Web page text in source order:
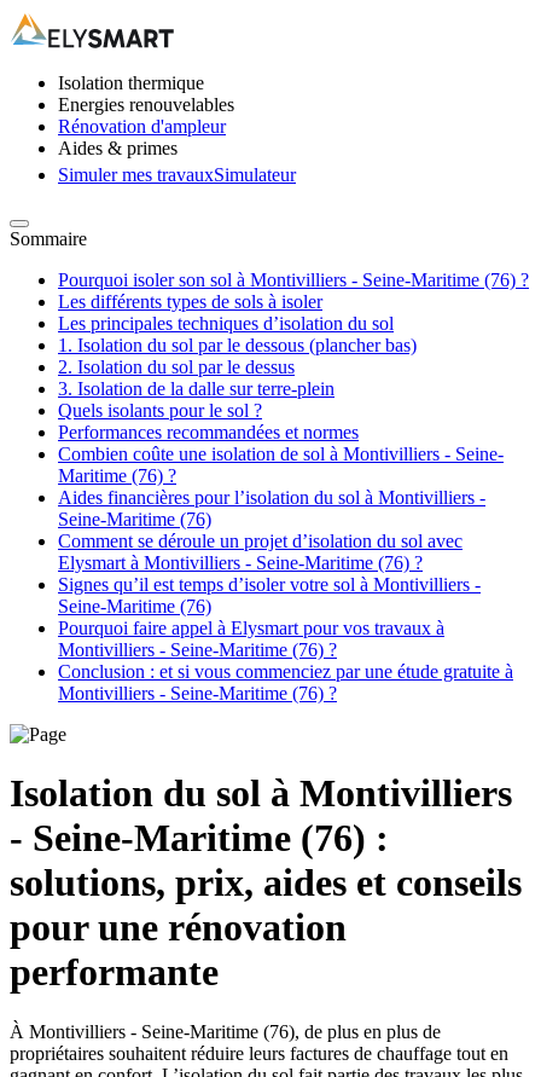
Isolation thermique
Energies renouvelables
Rénovation d'ampleur
Aides & primes
Simuler mes travauxSimulateur
Sommaire
Pourquoi isoler son sol à Montivilliers - Seine-Maritime (76) ?
Les différents types de sols à isoler
Les principales techniques d’isolation du sol
1. Isolation du sol par le dessous (plancher bas)
2. Isolation du sol par le dessus
3. Isolation de la dalle sur terre-plein
Quels isolants pour le sol ?
Performances recommandées et normes
Combien coûte une isolation de sol à Montivilliers - Seine-
Maritime (76) ?
Aides financières pour l’isolation du sol à Montivilliers -
Seine-Maritime (76)
Comment se déroule un projet d’isolation du sol avec
Elysmart à Montivilliers - Seine-Maritime (76) ?
Signes qu’il est temps d’isoler votre sol à Montivilliers -
Seine-Maritime (76)
Pourquoi faire appel à Elysmart pour vos travaux à
Montivilliers - Seine-Maritime (76) ?
Conclusion : et si vous commenciez par une étude gratuite à
Montivilliers - Seine-Maritime (76) ?
Isolation du sol à Montivilliers
- Seine-Maritime (76) :
solutions, prix, aides et conseils
pour une rénovation
performante
À Montivilliers - Seine-Maritime (76), de plus en plus de
propriétaires souhaitent réduire leurs factures de chauffage tout en